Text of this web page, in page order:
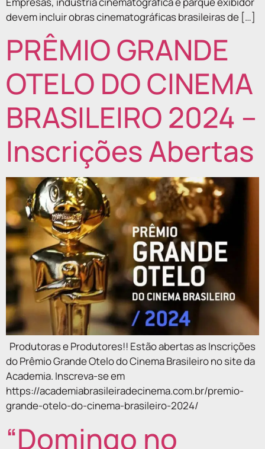
devem incluir obras cinematográficas brasileiras de […]
PRÊMIO GRANDE
OTELO DO CINEMA
BRASILEIRO 2024 –
Inscrições Abertas
Produtoras e Produtores!! Estão abertas as Inscrições
do Prêmio Grande Otelo do Cinema Brasileiro no site da
Academia. Inscreva-se em
https://academiabrasileiradecinema.com.br/premio-
grande-otelo-do-cinema-brasileiro-2024/
“Domingo no